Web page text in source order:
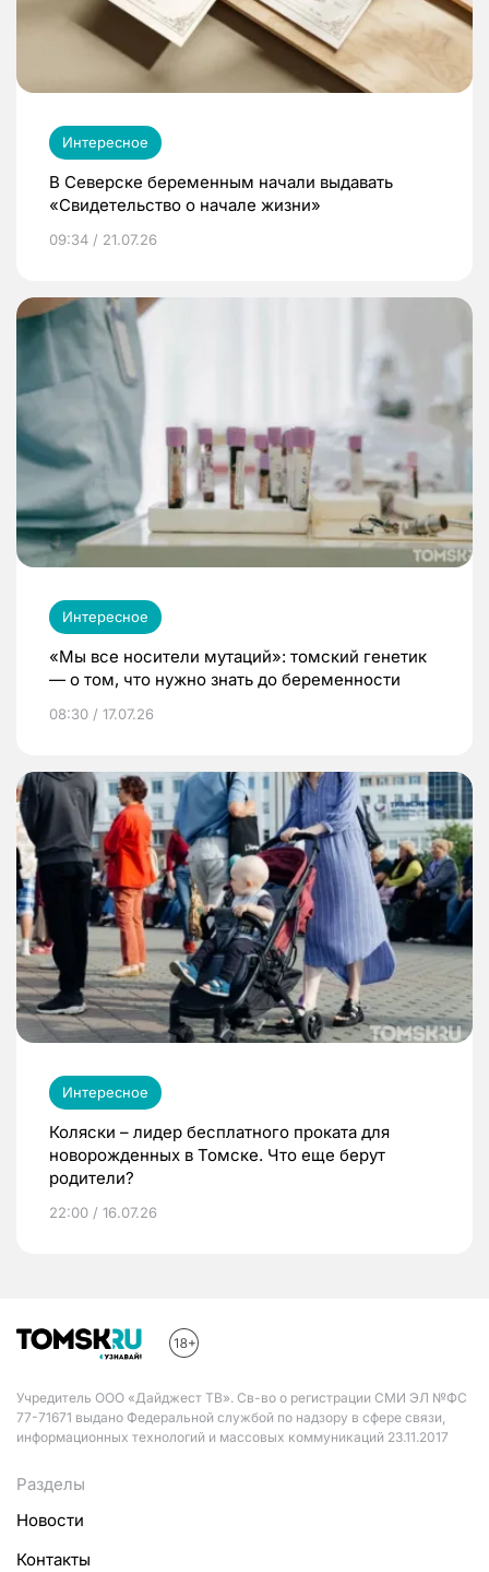
Интересное
В Северске беременным начали выдавать
«Свидетельство о начале жизни»
09:34 / 21.07.26
Интересное
«Мы все носители мутаций»: томский генетик
— о том, что нужно знать до беременности
08:30 / 17.07.26
Интересное
Коляски – лидер бесплатного проката для
новорожденных в Томске. Что еще берут
родители?
22:00 / 16.07.26
Учредитель ООО «Дайджест ТВ». Св-во о регистрации СМИ ЭЛ №ФС
77-71671 выдано Федеральной службой по надзору в сфере связи,
информационных технологий и массовых коммуникаций 23.11.2017
Разделы
Новости
Контакты